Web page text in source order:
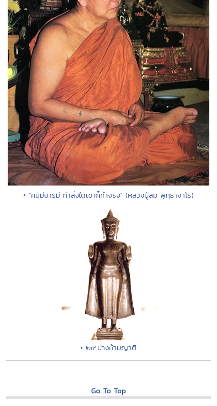
• "คนมีบารมี ทำสิ่งใดเขาก็ทำจริง" (หลวงปู่สิม พุทฺธาจาโร)
• ๒๙.ปางห้ามญาติ
Go To Top